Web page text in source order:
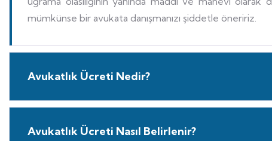
mümkünse bir avukata danışmanızı şiddetle öneririz.
Avukatlık Ücreti Nedir?
Avukatlık Ücreti Nasıl Belirlenir?